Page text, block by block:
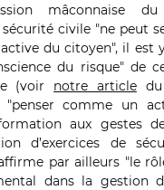
mâconnaise du
civile "ne peut
du citoyen", il est
du risque" de
(voir notre articledu
comme un
aux gestes
d’exercices de
par ailleurs "le
dans la gestion